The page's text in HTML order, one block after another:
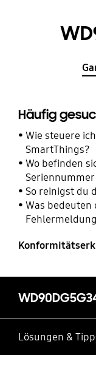
Häufig
Wie steuere
SmartThings?
Wo befinden
So reinigst du
Was bedeuten
Lösungen &